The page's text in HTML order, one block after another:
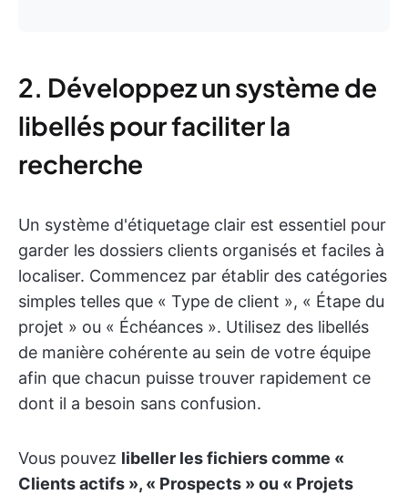
2. Développez un système de
libellés pour faciliter la
recherche
Un système d'étiquetage clair est essentiel pour
garder les dossiers clients organisés et faciles à
localiser. Commencez par établir des catégories
simples telles que « Type de client », « Étape du
projet » ou « Échéances ». Utilisez des libellés
de manière cohérente au sein de votre équipe
afin que chacun puisse trouver rapidement ce
dont il a besoin sans confusion.
Vous pouvez libeller les fichiers comme «
Clients actifs », « Prospects » ou « Projets